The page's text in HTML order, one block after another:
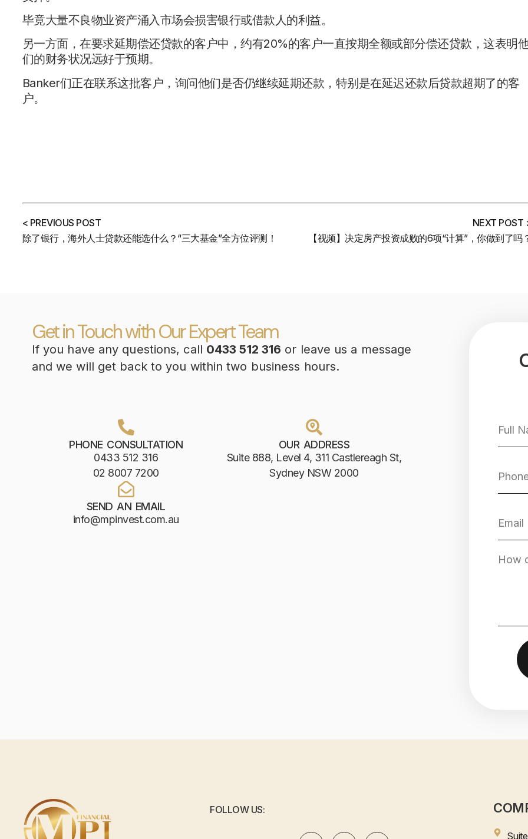
毕竟大量不良物业资产涌入市场会损害银行或借款人的利益。
另一方面，在要求延期偿还贷款的客户中，约有20%的客户一直按期全额或部分偿还贷款，这表明
们的财务状况远好于预期。
Banker们正在联系这批客户，询问他们是否仍继续延期还款，特别是在延迟还款后贷款超期了的客
户。
< PREVIOUS POST
除了银行，海外人士贷款还能选什么？“三大基金”全方位评测！
NEXT POST
【视频】决定房产投资成败的6项“计算”，你做到了吗
Get in Touch with Our Expert Team
If you have any questions, call 0433 512 316 or leave us a message
and we will get back to you within two business hours.
PHONE CONSULTATION
0433 512 316
02 8007 7200
OUR ADDRESS
Suite 888, Level 4, 311 Castlereagh St,
Sydney NSW 2000
SEND AN EMAIL
info@mpinvest.com.au
FOLLOW US: